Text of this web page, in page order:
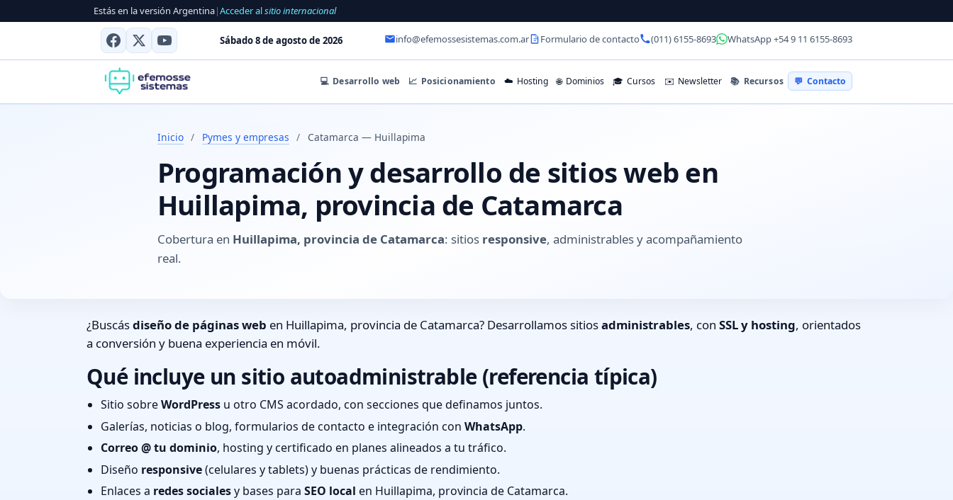
Estás en la versión Argentina|Acceder alsitio internacional
Sábado 8 de agosto de 2026 info@efemossesistemas.com.ar Formulario de contacto (011) 6155-8693 WhatsApp +54 9 11 6155-8693
💻 Desarrollo web 📈 Posicionamiento ☁️ Hosting 🌐 Dominios 🎓 Cursos ✉️ Newsletter 📚 Recursos 💬 Contacto
Inicio / Pymes y empresas / Catamarca — Huillapima
Programación y desarrollo de sitios web en
Huillapima, provincia de Catamarca
Cobertura en Huillapima, provincia de Catamarca: sitios responsive, administrables y acompañamiento
real.
¿Buscásdiseño de páginas web en Huillapima, provincia de Catamarca? Desarrollamos sitiosadministrables, con SSL y hosting, orientados
a conversión y buena experiencia en móvil.
Qué incluye un sitio autoadministrable (referencia típica)
Sitio sobreWordPress u otro CMS acordado, con secciones que definamos juntos.
Galerías, noticias o blog, formularios de contacto e integración con WhatsApp.
Correo @ tu dominio, hosting y certificado en planes alineados a tu tráfico.
Diseño responsive(celulares y tablets) y buenas prácticas de rendimiento.
Enlaces a redes socialesy bases para SEO local en Huillapima, provincia de Catamarca.